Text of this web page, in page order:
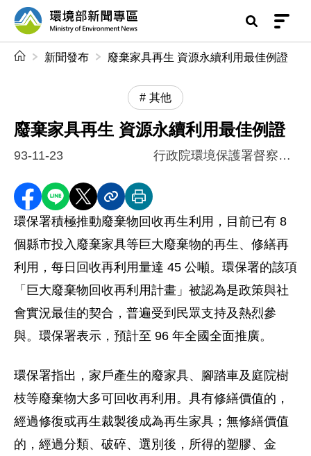
前往中央內容區塊
環境部新聞專區
新聞發布 廢棄家具再生 資源永續利用最佳例證
其他
廢棄家具再生 資源永續利用最佳例證
93-11-23 行政院環境保護署督察總隊
分享至 Facebook
分享到 LINE
分享到 X分享內容連結
列印本頁
環保署積極推動廢棄物回收再生利用，目前已有 8
個縣市投入廢棄家具等巨大廢棄物的再生、修繕再
利用，每日回收再利用量達 45 公噸。環保署的該項
「巨大廢棄物回收再利用計畫」被認為是政策與社
會實況最佳的契合，普遍受到民眾支持及熱烈參
與。環保署表示，預計至 96 年全國全面推廣。
環保署指出，家戶產生的廢家具、腳踏車及庭院樹
枝等廢棄物大多可回收再利用。具有修繕價值的，
經過修復或再生裁製後成為再生家具；無修繕價值
的，經過分類、破碎、選別後，所得的塑膠、金